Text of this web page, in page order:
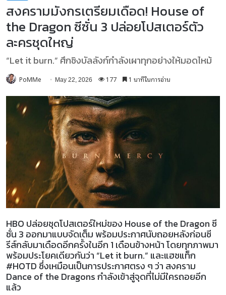
สงครามมังกรเตรียมเดือด! House of
the Dragon ซีซั่น 3 ปล่อยโปสเตอร์ตัว
ละครชุดใหญ่
“Let it burn.” ศึกชิงบัลลังก์กำลังเผาทุกอย่างให้มอดไหม้
PoMMe May 22, 2026 177 1 นาทีในการอ่าน
HBO ปล่อยชุดโปสเตอร์ใหม่ของ House of the Dragon ซี
ซั่น 3 ออกมาแบบจัดเต็ม พร้อมประกาศนับถอยหลังก่อนซี
รีส์กลับมาเดือดอีกครั้งในอีก 1 เดือนข้างหน้า โดยทุกภาพมา
พร้อมประโยคเดียวกันว่า “Let it burn.” และแฮชแท็ก
#HOTD ซึ่งเหมือนเป็นการประกาศตรง ๆ ว่า สงคราม
Dance of the Dragons กำลังเข้าสู่จุดที่ไม่มีใครถอยอีก
แล้ว